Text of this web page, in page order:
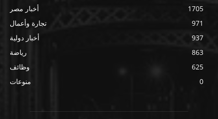
أخبار مصر
1705
تجارة وأعمال
971
أخبار دولية
937
رياضة
863
وظائف
625
منوعات
0